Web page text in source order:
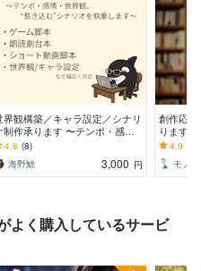
界観構築／キャラ設定／シナリ
制作承ります 〜テンポ・感
・世界観。惹き込むシナリオを
筆します〜
4.8 (8)
海野鯱
3,000 円
創作応
ります
方に迷
4.9
モノ
よく購入しているサービ